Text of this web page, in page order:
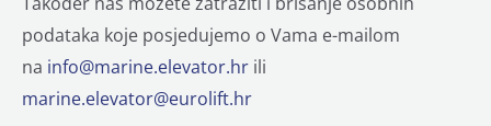
podataka koje posjedujemo o Vama e-mailom
na info@marine.elevator.hr ili
marine.elevator@eurolift.hr